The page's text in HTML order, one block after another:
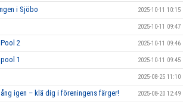
i Sjöbo 2025-10-11 10:15
2025-10-11 09:47
2 2025-10-11 09:46
1 2025-10-11 09:45
2025-08-25 11:10
igen – klä dig i föreningens färger! 2025-08-20 12:49